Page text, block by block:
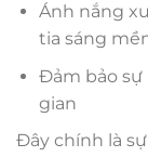
Ánh nắng
tia sáng
Đảm bảo
gian
Đây chính là